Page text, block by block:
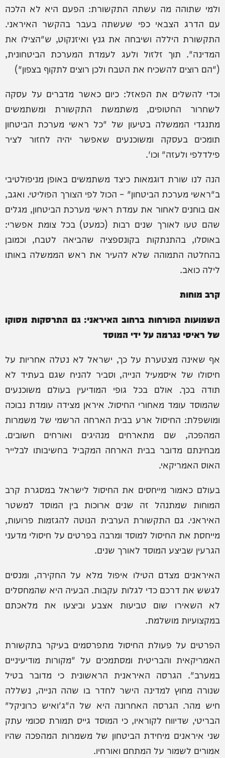
ולמי שתוהה מה עשתה התקשורת: הפעם היא לא הלכה
עם הדרג הצבאי כפי שעשתה בעבר בהקשר האיראני.
התקשורת היללה ושיבחה את גנץ ואיזנקוט, ש"הצילו את
המדינה". תוך זלזול ולעג לעמדת המערכת הביטחונית,
("הם רוצים להשכיח את הטבח ולכן רוצים לתקוף בצפון")
וכדי להשלים את הפאזל: כיום כאשר מדברים על עסקה
לשחרור החטופים, משתמשת התקשורת ומשתמשים
מתנגדי הממשלה בטיעון של "כל ראשי מערכת הביטחון
תומכים בעסקה ומשוכנעים שאפשר יהיה לחזור לציר
פילדלפי ולעזה" וכו'.
הנה לנו שורת דוגמאות כיצד משתמשים באופן מניפולטיבי
ב"ראשי מערכת הביטחון" – הכול לפי הצורך הפוליטי. ואגב,
אם בוחנים לאחור את עמדת ראשי מערכת הביטחון, מגלים
שהם טעו לאורך שנים רבות (כמעט) בכל צומת אפשרי:
באוסלו, בהתנתקות בקונספציה שהביאה לטבח, וכמובן
בהחלטה התמוהה שלא להעיר את ראש הממשלה באותו
לילה כואב.
קרב מוחות
השמועות הפורחות ברחוב האיראני: גם התרסקות מסוקו
של ראיסי נגרמה על ידי המוסד
אף שאינה מצטערת על כך, ישראל לא נטלה אחריות על
חיסולו של איסמעיל הנייה, וסביר להניח שגם בעתיד לא
תודה בכך. אולם בכל גופי המודיעין בעולם משוכנעים
שהמוסד עומד מאחורי החיסול. איראן מצידה עומדת נבוכה
ומושפלת: החיסול ארע בבית הארחה הרשמי של משמרות
המהפכה, שם מתארחים מנהיגים ואורחים חשובים.
מבחינתם מדובר בבית הארחה המקביל בחשיבותו לבלייר
האוס האמריקאי.
בעולם כאמור מייחסים את החיסול לישראל במסגרת קרב
המוחות שמתנהל זה שנים ארוכות בין המוסד למשטר
האיראני. גם התקשורת הערבית הנוטה להגזמות פרועות,
מייחסת את החיסול למוסד ומרבה בפרטים על חיסולי מדעני
הגרעין שביצע המוסד לאורך שנים.
האיראנים מצדם הטילו איפול מלא על החקירה, ומנסים
לגשש את דרכם כדי לגלות עקבות. הבעיה היא שהמחסלים
לא השאירו שום טביעות אצבע וביצעו את מלאכתם
במקצועיות מושלמת.
הפרטים על פעולת החיסול מתפרסמים בעיקר בתקשורת
האמריקאית והבריטית ומסתמכים על "מקורות מודיעיניים
במערב". הגרסה האיראנית הראשונית כי מדובר בטיל
שנורה מחוץ למדינה הישר לחדר בו שהה הנייה, נשללה
חיש מהר. הגרסה האחרונה היא של ה"ג'ואיש כרוניקל"
הבריטי, שדיווח לקוראיו, כי המוסד גייס תמורת סכומי עתק
שני איראנים מיחידת הביטחון של משמרות המהפכה שהיו
אמורים לשמור על המתחם ואורחיו.